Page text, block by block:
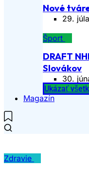
Nové
29.
Šport
DRAFT
Slovákov
30.
Ukázať
Magazín
Zdravie